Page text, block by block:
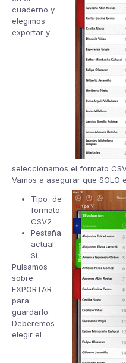
cuaderno y
elegimos
exportar y
seleccionamos el formato
Vamos a asegurar que SOLO
Tipo de
formato:
CSV2
Pestaña
actual:
Sí
Pulsamos
sobre
EXPORTAR
para
guardarlo.
Deberemos
elegir el